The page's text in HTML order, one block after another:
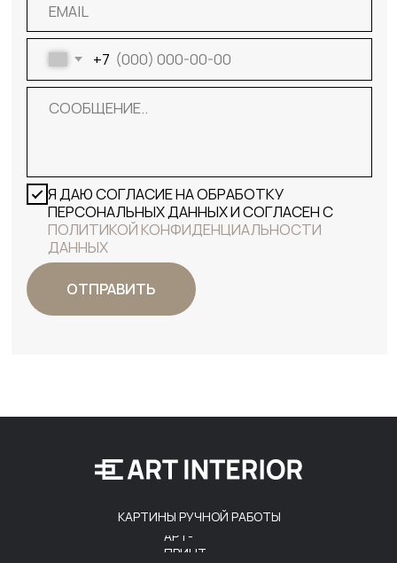
КАРТИНЫ РУЧНОЙ РАБОТЫ
АРТ-
ПРИНТ